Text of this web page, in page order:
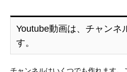
Youtube動画は、チャンネ
す。